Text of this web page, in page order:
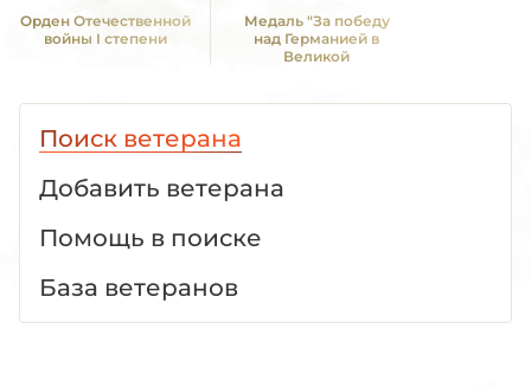
Орден Отечественной
войны I степени
Медаль "За победу
над Германией в
Великой
Поиск ветерана
Добавить ветерана
Помощь в поиске
База ветеранов